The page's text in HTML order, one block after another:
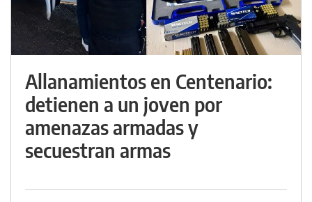
Allanamientos en Centenario:
detienen a un joven por
amenazas armadas y
secuestran armas